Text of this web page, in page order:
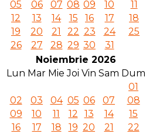
05 06 07 08 09 10
11
12
13 14 15 16 17
18
19
20 21 22 23 24
25
26
27 28 29 30
31
Noiembrie 2026
Lun Mar Mie Joi Vin Sam Dum
01
02
03 04 05 06 07
08
09
10 11 12 13 14
15
16
17 18 19 20 21
22